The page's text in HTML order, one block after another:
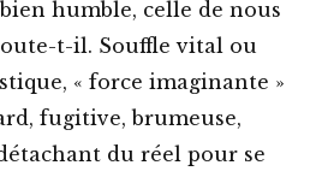
humble, celle de nous
t-il. Souffle vital ou
« force imaginante »
fugitive, brumeuse,
du réel pour se